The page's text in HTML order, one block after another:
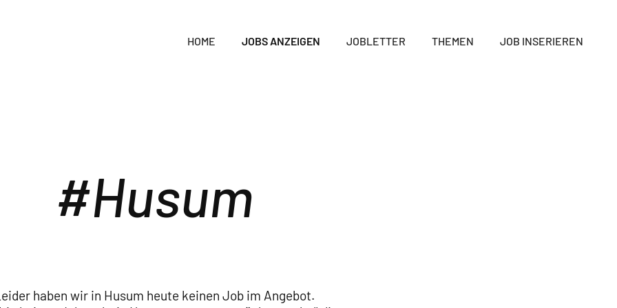
HOME JOBS ANZEIGEN JOBLETTER THEMEN JOB INSERIEREN
Husum
haben wir in Husum heute keinen Job im Angebot.